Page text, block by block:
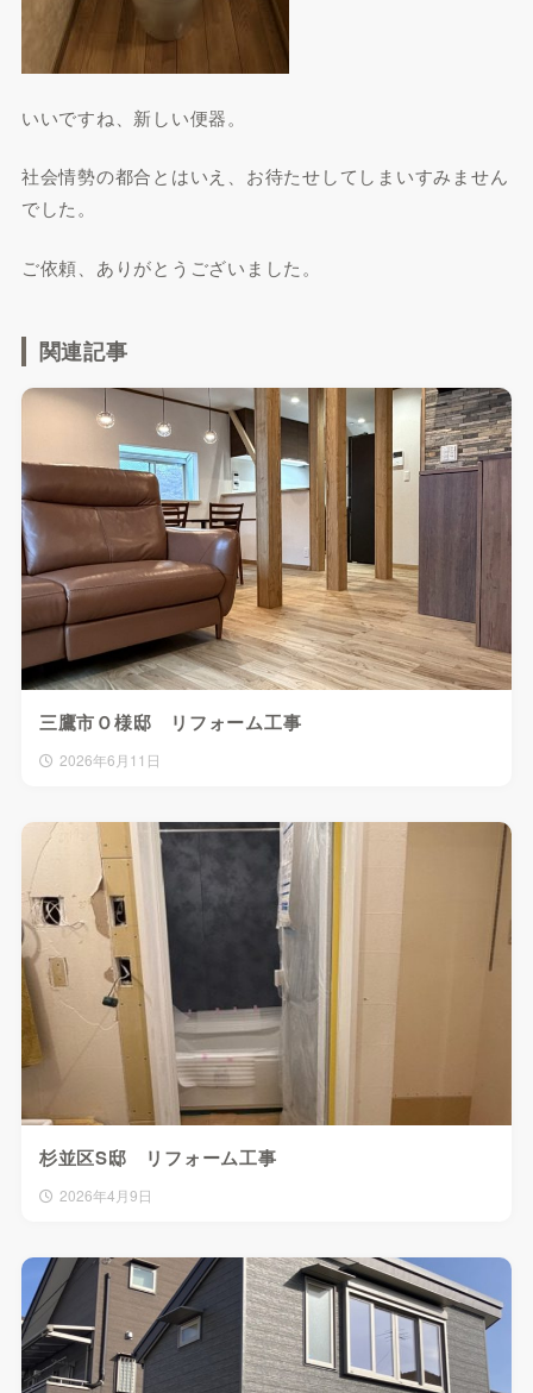
いいですね、新しい便器。
社会情勢の都合とはいえ、お待たせしてしまいすみません
でした。
ご依頼、ありがとうございました。
関連記事
三鷹市Ｏ様邸 リフォーム工事
2026年6月11日
杉並区S邸 リフォーム工事
2026年4月9日